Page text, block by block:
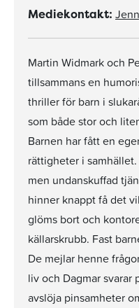
Mediekontakt:
Martin Widmark och
tillsammans en
thriller för barn i
som både stor och
Barnen har fått en
rättigheter i
men undanskuffad
hinner knappt få det
glöms bort och
källarskrubb. Fast
De mejlar henne
liv och Dagmar svarar
avslöja pinsamheter